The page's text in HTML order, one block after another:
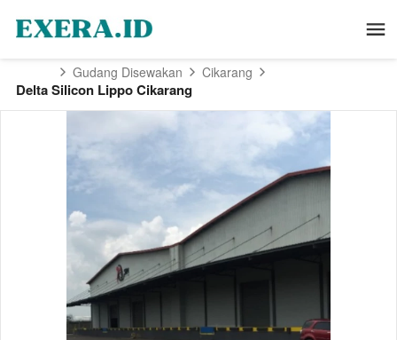
Gudang Disewakan Cikarang
Delta Silicon Lippo Cikarang